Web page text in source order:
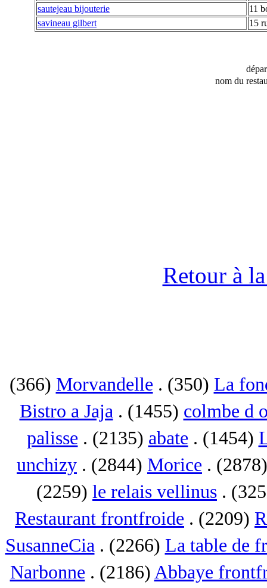
sautejeau bijouterie
11
savineau gilbert
15
nom du
Retour à
(366) Morvandelle . (350) La
Bistro a Jaja. (1455) colmbe d
palisse . (2135) abate . (1454)
unchizy . (2844) Morice .
(2259) le relais vellinus .
Restaurant frontfroide . (2209)
SusanneCia. (2266) La table de
Narbonne . (2186) Abbaye